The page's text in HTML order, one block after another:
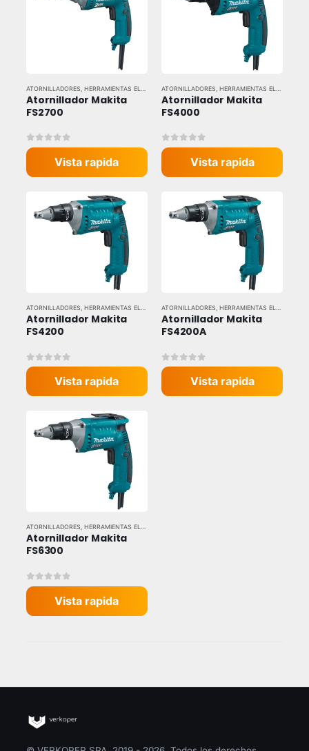
ATORNILLADORES HERRAMIENTAS ELÉCTRICAS ,HERRAMIENTAS Y EQUIPOS INDUSTRIALES
Atornillador Makita
FS2700
0out of 5
Vista rapida
ATORNILLADORES HERRAMIENTAS ELÉCTRICAS
Atornillador Makita
FS4000
0out of 5
Vista rapida
ATORNILLADORES HERRAMIENTAS ELÉCTRICAS ,HERRAMIENTAS Y EQUIPOS INDUSTRIALES
Atornillador Makita
FS4200
0out of 5
Vista rapida
ATORNILLADORES HERRAMIENTAS ELÉCTRICAS
Atornillador Makita
FS4200A
0out of 5
Vista rapida
ATORNILLADORES, HERRAMIENTAS ELÉCTRICAS
Atornillador Makita
FS6300
0out of 5
Vista rapida